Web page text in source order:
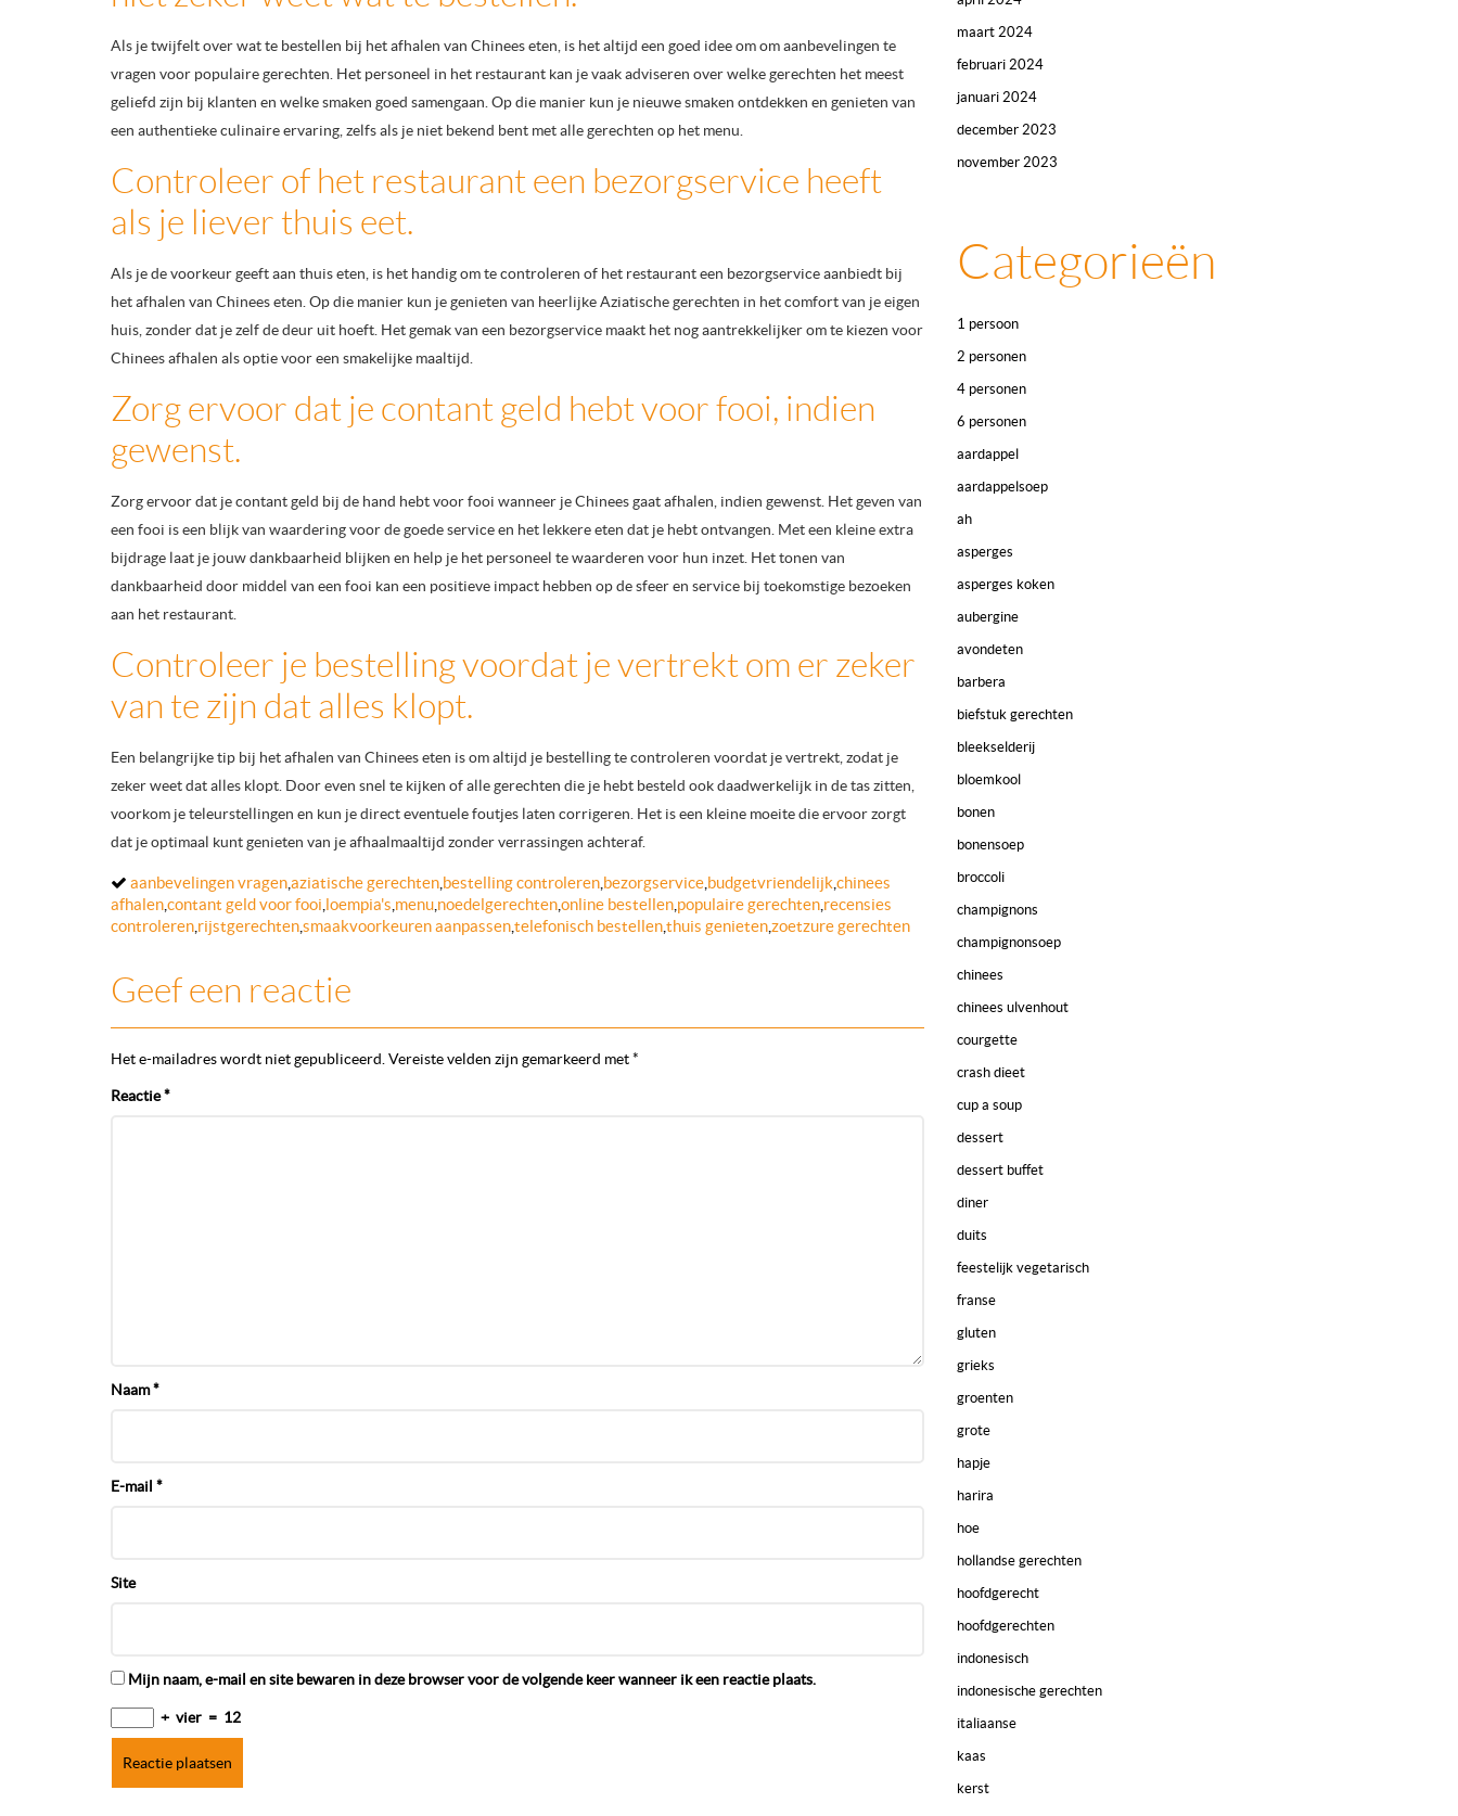
Als je twijfelt over wat te bestellen bij het afhalen van Chinees eten, is het altijd een goed idee om om aanbevelingen te
vragen voor populaire gerechten. Het personeel in het restaurant kan je vaak adviseren over welke gerechten het meest
geliefd zijn bij klanten en welke smaken goed samengaan. Op die manier kun je nieuwe smaken ontdekken en genieten van
een authentieke culinaire ervaring, zelfs als je niet bekend bent met alle gerechten op het menu.
Controleer of het restaurant een bezorgservice heeft
als je liever thuis eet.
Als je de voorkeur geeft aan thuis eten, is het handig om te controleren of het restaurant een bezorgservice aanbiedt bij
het afhalen van Chinees eten. Op die manier kun je genieten van heerlijke Aziatische gerechten in het comfort van je eigen
huis, zonder dat je zelf de deur uit hoeft. Het gemak van een bezorgservice maakt het nog aantrekkelijker om te kiezen voor
Chinees afhalen als optie voor een smakelijke maaltijd.
Zorg ervoor dat je contant geld hebt voor fooi, indien
gewenst.
Zorg ervoor dat je contant geld bij de hand hebt voor fooi wanneer je Chinees gaat afhalen, indien gewenst. Het geven van
een fooi is een blijk van waardering voor de goede service en het lekkere eten dat je hebt ontvangen. Met een kleine extra
bijdrage laat je jouw dankbaarheid blijken en help je het personeel te waarderen voor hun inzet. Het tonen van
dankbaarheid door middel van een fooi kan een positieve impact hebben op de sfeer en service bij toekomstige bezoeken
aan het restaurant.
Controleer je bestelling voordat je vertrekt om er zeker
van te zijn dat alles klopt.
Een belangrijke tip bij het afhalen van Chinees eten is om altijd je bestelling te controleren voordat je vertrekt, zodat je
zeker weet dat alles klopt. Door even snel te kijken of alle gerechten die je hebt besteld ook daadwerkelijk in de tas zitten,
voorkom je teleurstellingen en kun je direct eventuele foutjes laten corrigeren. Het is een kleine moeite die ervoor zorgt
dat je optimaal kunt genieten van je afhaalmaaltijd zonder verrassingen achteraf.
aanbevelingen vragenaziatische gerechten bestelling controleren bezorgservice budgetvriendelijk chinees
afhalencontant geld voor fooi loempia's menu noedelgerechtenonline bestellen populaire gerechten recensies
controleren rijstgerechtensmaakvoorkeuren aanpassentelefonisch bestellenthuis genietenzoetzure gerechten
Geef een reactie
Het e-mailadres wordt niet gepubliceerd. Vereiste velden zijn gemarkeerd met*
Reactie*
Naam*
E-mail *
Site
Mijn naam, e-mail en site bewaren in deze browser voor de volgende keer wanneer ik een reactie plaats.
+ vier = 12
maart 2024
februari 2024
januari 2024
december 2023
november 2023
Categorieën
1 persoon
2 personen
4 personen
6 personen
aardappel
aardappelsoep
ah
asperges
asperges koken
aubergine
avondeten
barbera
biefstuk gerechten
bleekselderij
bloemkool
bonen
bonensoep
broccoli
champignons
champignonsoep
chinees
chinees ulvenhout
courgette
crash dieet
cup a soup
dessert
dessert buffet
diner
duits
feestelijk vegetarisch
franse
gluten
grieks
groenten
grote
hapje
harira
hoe
hollandse gerechten
hoofdgerecht
hoofdgerechten
indonesisch
indonesische gerechten
italiaanse
kaas
kerst